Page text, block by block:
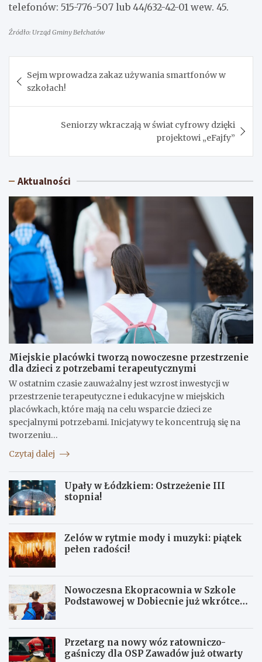
telefonów: 515-776-507 lub 44/632-42-01 wew. 45.
Źródło: Urząd Gminy Bełchatów
wpisu
Sejm wprowadza zakaz używania smartfonów w
szkołach!
Seniorzy wkraczają w świat cyfrowy dzięki
projektowi „eFajfy”
Aktualności
Miejskie placówki tworzą nowoczesne przestrzenie
dla dzieci z potrzebami terapeutycznymi
W ostatnim czasie zauważalny jest wzrost inwestycji w
przestrzenie terapeutyczne i edukacyjne w miejskich
placówkach, które mają na celu wsparcie dzieci ze
specjalnymi potrzebami. Inicjatywy te koncentrują się na
tworzeniu…
Czytaj dalej
Upały w Łódzkiem: Ostrzeżenie III
stopnia!
Zelów w rytmie mody i muzyki: piątek
pełen radości!
Nowoczesna Ekopracownia w Szkole
Podstawowej w Dobiecnie już wkrótce
Przetarg na nowy wóz ratowniczo-
gaśniczy dla OSP Zawadów już otwarty